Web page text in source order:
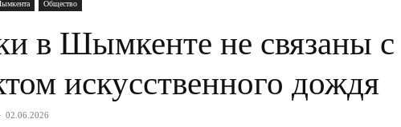
Общество
в Шымкенте не связаны с
искусственного дождя
02.06.2026